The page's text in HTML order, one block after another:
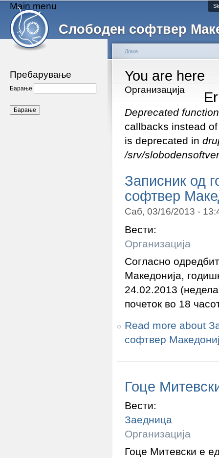
Слободен софтвер
Main menu
Пребарување
Барање
You are here
Дома
Организација
Deprecated function
callbacks instead
is deprecated in
/srv/
Записник од
софтвер
Саб, 03/16/2013 -
Вести:
Организација
Согласно
Македонија,
24.02.2013
почеток во 18
Read more about
софтвер
Гоце
Вести:
Заедница
Организација
Гоце Митевски е